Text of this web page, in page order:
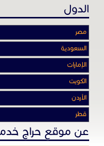
الدول
عن موقع حراج